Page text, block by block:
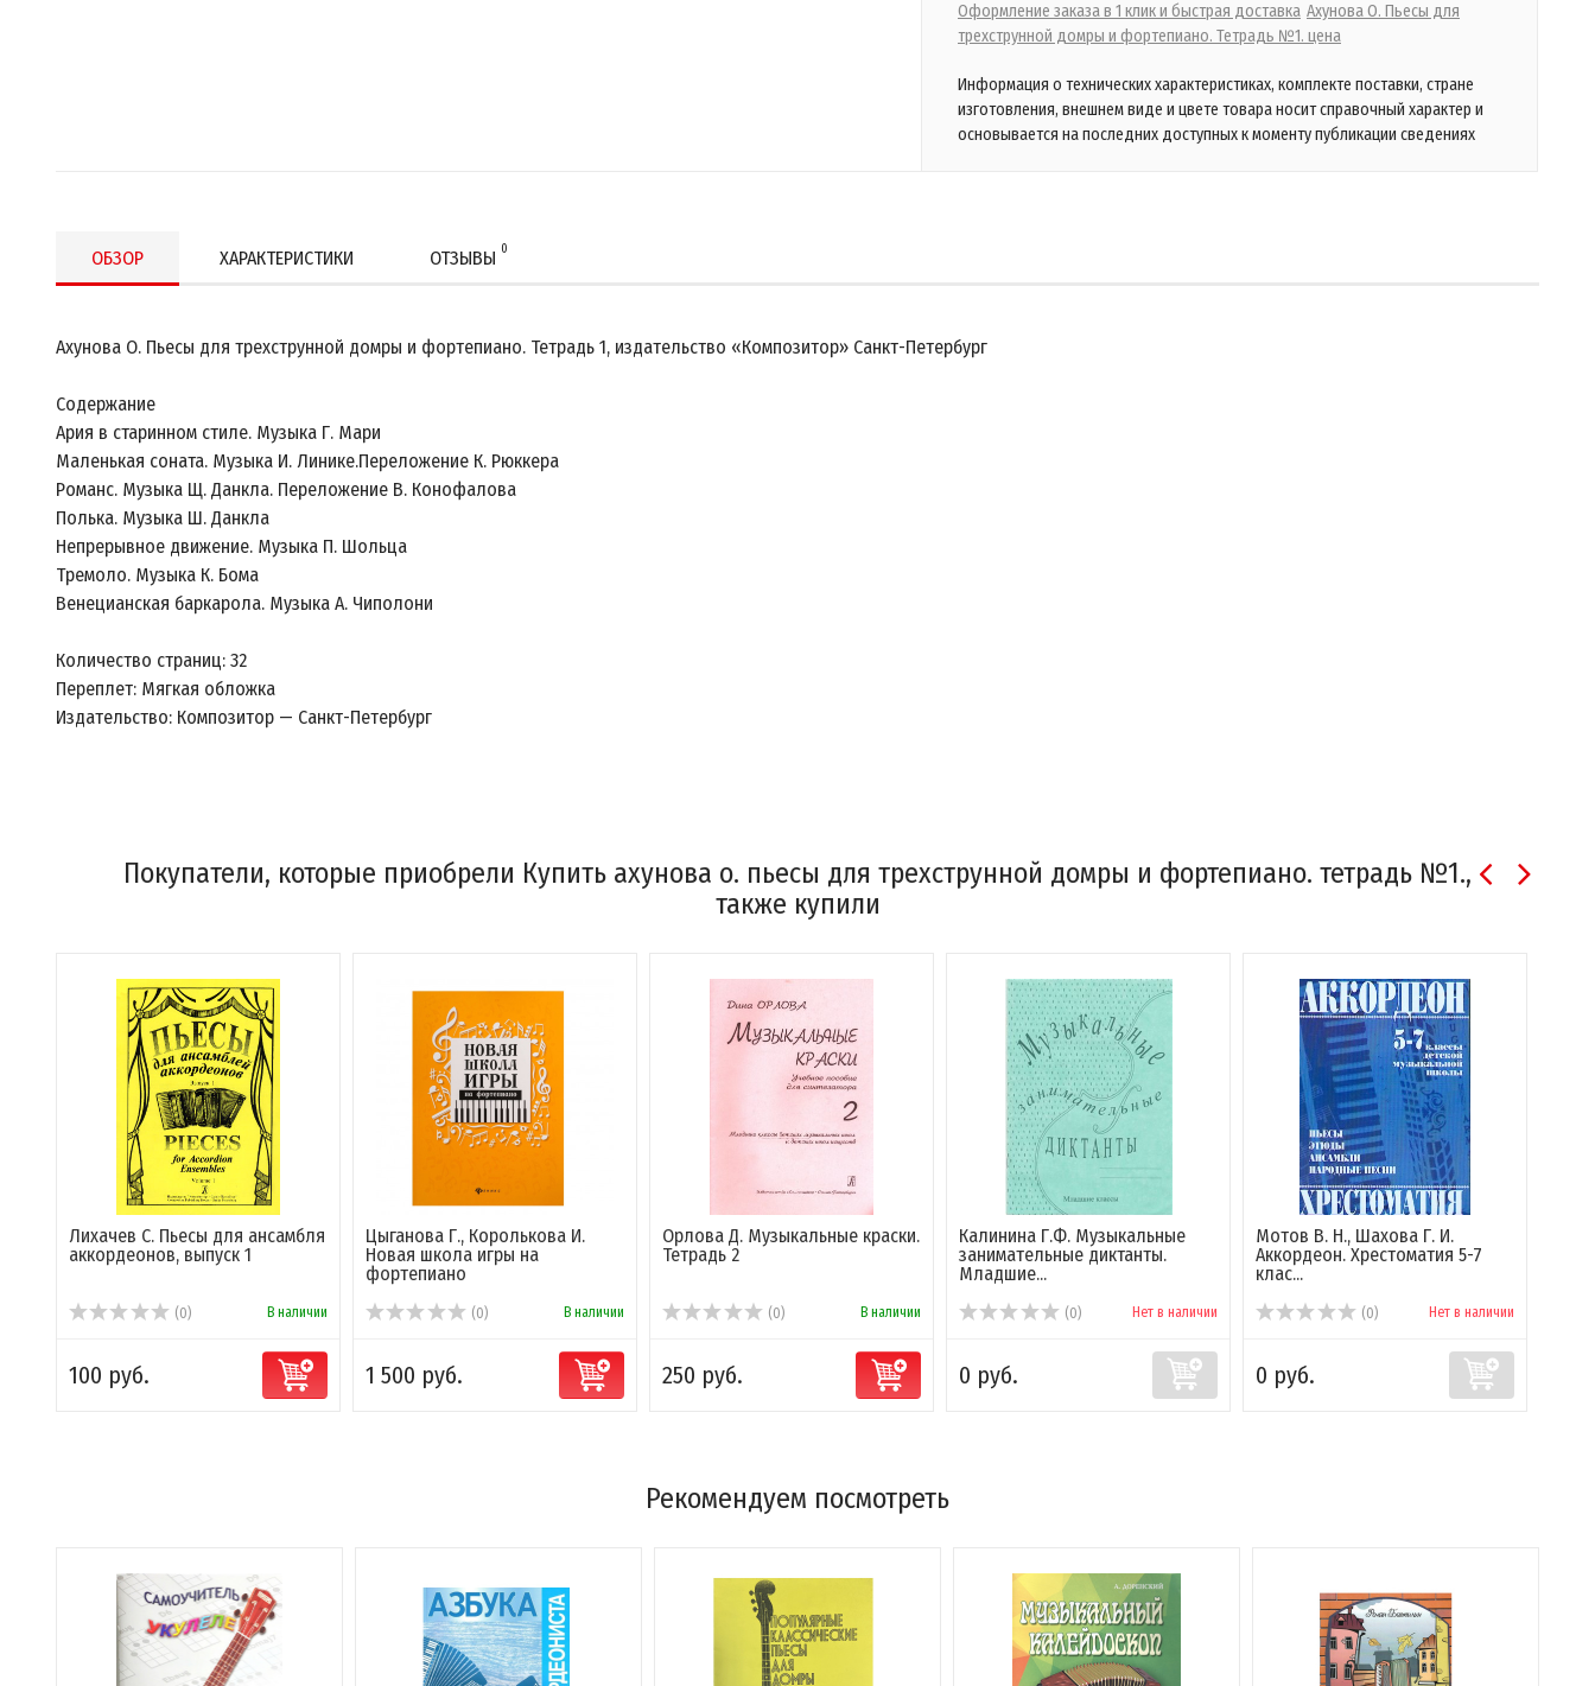
Оформление заказа в 1 клик и быстрая доставка Ахунова О. Пьесы для
трехструнной домры и фортепиано. Тетрадь №1. цена
Информация о технических характеристиках, комплекте поставки, стране
изготовления, внешнем виде и цвете товара носит справочный характер и
основывается на последних доступных к моменту публикации сведениях
ОБЗОР ХАРАКТЕРИСТИКИ ОТЗЫВЫ 0
Ахунова О. Пьесы для трехструнной домры и фортепиано. Тетрадь 1, издательство «Композитор» Санкт-Петербург
Содержание
Ария в старинном стиле. Музыка Г. Мари
Маленькая соната. Музыка И. Линике.Переложение К. Рюккера
Романс. Музыка Щ. Данкла. Переложение В. Конофалова
Полька. Музыка Ш. Данкла
Непрерывное движение. Музыка П. Шольца
Тремоло. Музыка К. Бома
Венецианская баркарола. Музыка А. Чиполони
Количество страниц: 32
Переплет: Мягкая обложка
Издательство: Композитор — Санкт-Петербург
Покупатели, которые приобрели Купить ахунова о. пьесы для трехструнной домры и фортепиано. тетрадь №1.,
также купили
Лихачев С. Пьесы для ансамбля
аккордеонов, выпуск 1
(0) В наличии
100 руб.
Цыганова Г., Королькова И.
Новая школа игры на
фортепиано
(0) В наличии
1 500 руб.
Орлова Д. Музыкальные краски.
Тетрадь 2
(0) В наличии
250 руб.
Калинина Г.Ф. Музыкальные
занимательные диктанты.
Младшие...
(0) Нет в наличии
0 руб.
Мотов В. Н., Шахова Г. И.
Аккордеон. Хрестоматия 5-7
клас...
(0) Нет в наличии
0 руб.
Рекомендуем посмотреть